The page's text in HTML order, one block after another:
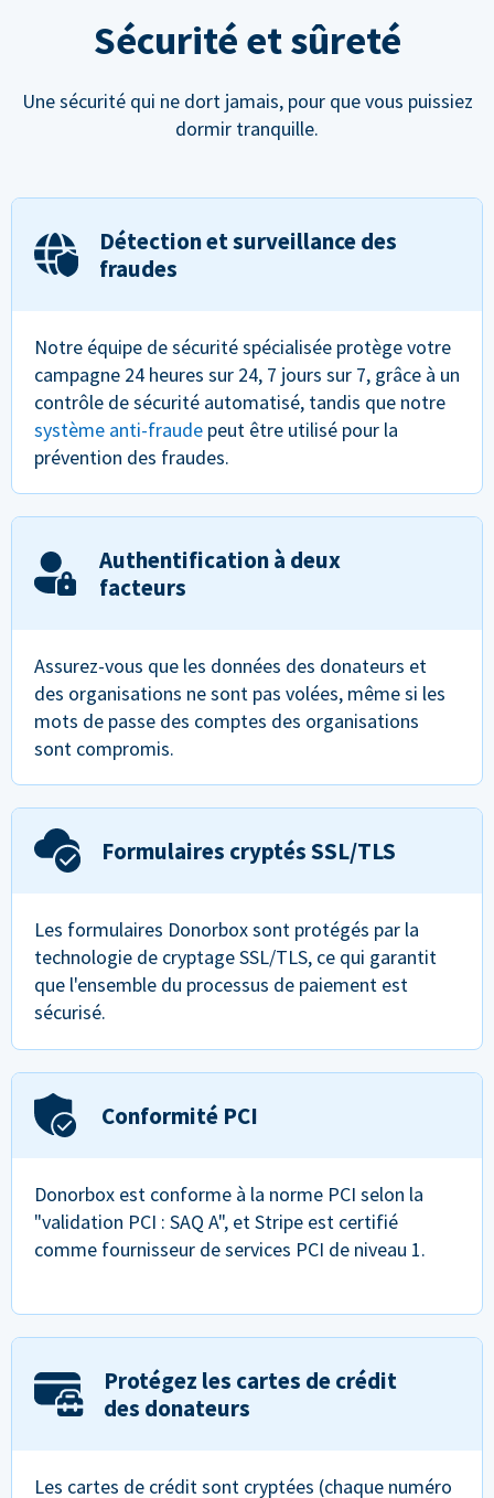
Sécurité et sûreté
Une sécurité qui ne dort jamais, pour que vous puissiez
dormir tranquille.
Détection et surveillance des
fraudes
Notre équipe de sécurité spécialisée protège votre
campagne 24 heures sur 24, 7 jours sur 7, grâce à un
contrôle de sécurité automatisé, tandis que notre
système anti-fraude peut être utilisé pour la
prévention des fraudes.
Authentification à deux
facteurs
Assurez-vous que les données des donateurs et
des organisations ne sont pas volées, même si les
mots de passe des comptes des organisations
sont compromis.
Formulaires cryptés SSL/TLS
Les formulaires Donorbox sont protégés par la
technologie de cryptage SSL/TLS, ce qui garantit
que l'ensemble du processus de paiement est
sécurisé.
Conformité PCI
Donorbox est conforme à la norme PCI selon la
"validation PCI : SAQ A", et Stripe est certifié
comme fournisseur de services PCI de niveau 1.
Protégez les cartes de crédit
des donateurs
Les cartes de crédit sont cryptées (chaque numéro